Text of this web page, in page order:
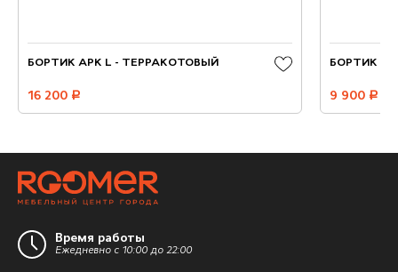
БОРТИК АРК L - ТЕРРАКОТОВЫЙ
16 200 руб.
БОРТИК
9 900 руб.
Время работы
Ежедневно с 10:00 до 22:00